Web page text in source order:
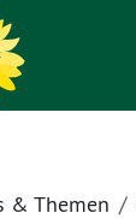
& Themen